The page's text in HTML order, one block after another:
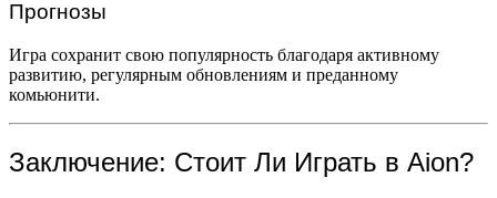
Прогнозы
Игра сохранит свою популярность благодаря активному
развитию, регулярным обновлениям и преданному
комьюнити.
Заключение: Стоит Ли Играть в Aion?